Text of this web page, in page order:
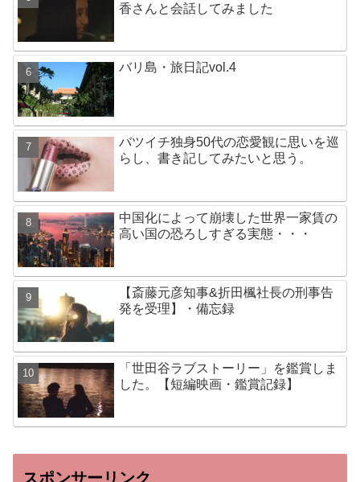
香さんと会話してみました
バリ島・旅日記vol.4
バツイチ独身50代の恋愛観に思いを巡
らし、書き記してみたいと思う。
中国化によって崩壊した世界一家賃の
高い国の恐ろしすぎる実態・・・
【斎藤元彦知事&折田楓社長の刑事告
発を受理】・備忘録
「世田谷ラブストーリー」を鑑賞しま
した。【短編映画・鑑賞記録】
スポンサーリンク